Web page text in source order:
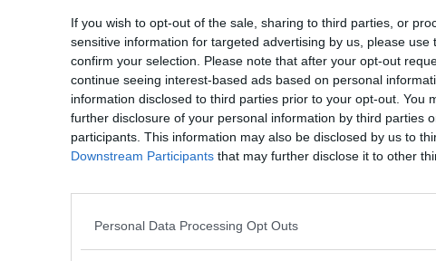
If you wish to opt-out of the sale, sharing to third parties, or
sensitive information for targeted advertising by us, please use
confirm your selection. Please note that after your opt-out
continue seeing interest-based ads based on personal
information disclosed to third parties prior to your opt-out. You
further disclosure of your personal information by third parties
participants. This information may also be disclosed by us to
Downstream Participants that may further disclose it to other
Personal Data Processing Opt Outs
associazioni di promozione artistica e culturale disposte a operare in
concesso gratuitamente – nel rispetto della legalità.”
principali della Toscana iscriviti allaNewsletter QUInews -
alle 20:00 direttamente nella tua casella di posta.
anche: